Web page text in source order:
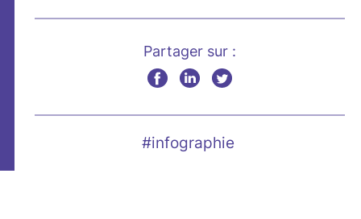
Partager sur :
#infographie